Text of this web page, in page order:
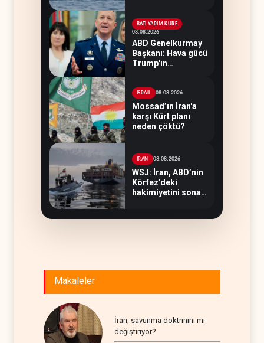
BATI YARIM KÜRE
08.08.2026
ABD Genelkurmay
Başkanı: Hava gücü
Trump'ın
İSRAİL 08.08.2026
Mossad’ın İran'a
karşı Kürt planı
neden çöktü?
İRAN 08.08.2026
WSJ: İran, ABD’nin
Körfez’deki
hakimiyetini sona
Makaleler
İran, savunma doktrinini mi
değiştiriyor?